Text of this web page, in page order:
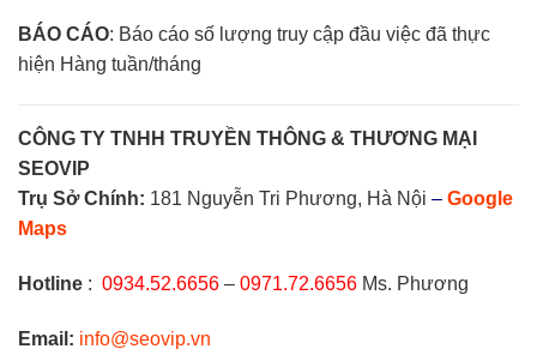
BÁO CÁO: Báo cáo số lượng truy cập đầu việc đã thực
hiện Hàng tuần/tháng
CÔNG TY TNHH TRUYỀN THÔNG & THƯƠNG MẠI
SEOVIP
Trụ Sở Chính: 181 Nguyễn Tri Phương, Hà Nội – Google
Maps
Hotline : 0934.52.6656 – 0971.72.6656 Ms. Phương
Email: info@seovip.vn